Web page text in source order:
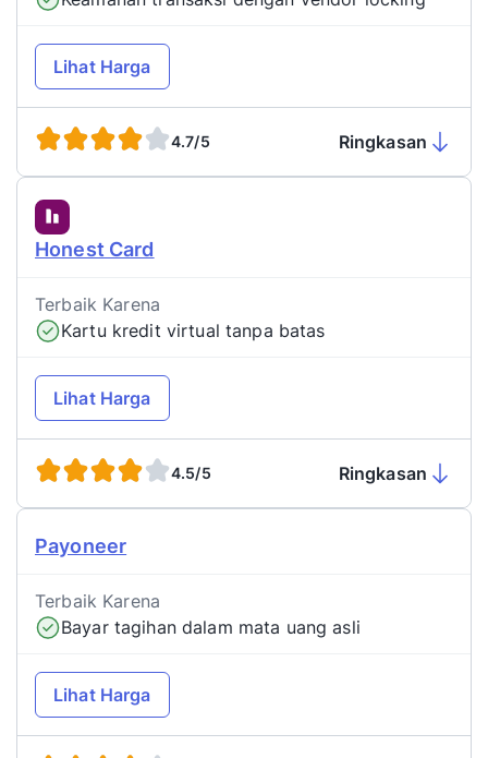
Lihat Harga
4.7/5 Ringkasan
Honest Card
Terbaik Karena
Kartu kredit virtual tanpa batas
Lihat Harga
4.5/5 Ringkasan
Payoneer
Terbaik Karena
Bayar tagihan dalam mata uang asli
Lihat Harga